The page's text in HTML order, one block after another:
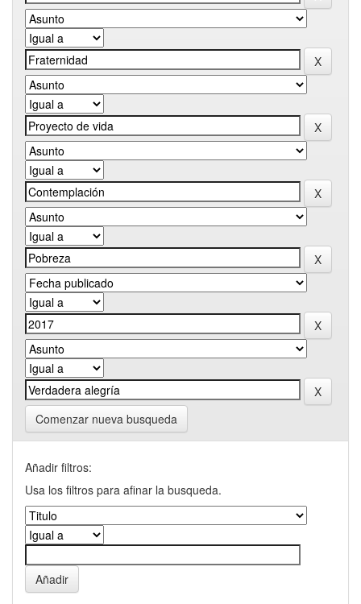
Comenzar nueva busqueda
Añadir filtros:
Usa los filtros para afinar la busqueda.